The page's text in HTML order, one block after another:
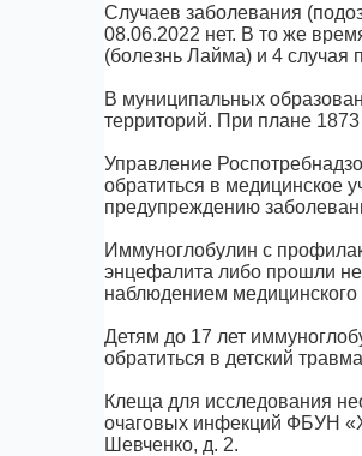
Случаев заболевания
08.06.2022 нет. В то же
(болезнь Лайма) и 4 случая
В муниципальных
территорий. При плане 1873
Управление
обратиться в медицинское
предупреждению
Иммуноглобулин с
энцефалита либо прошли
наблюдением медицинского
Детям до 17 лет
обратиться в детский
Клеща для исследования
очаговых инфекций ФБУН
Шевченко, д. 2.